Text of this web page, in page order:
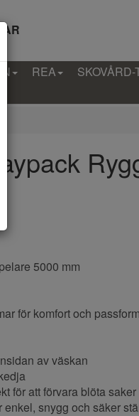
REA
5000 mm
för komfort och passform
av väskan
för att förvara blöta saker
snygg och säker